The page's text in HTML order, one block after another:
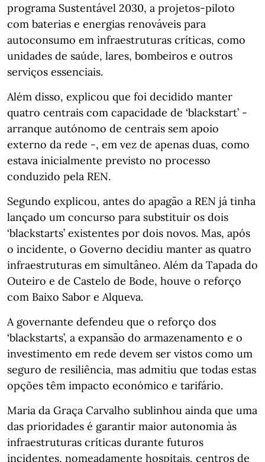
programa Sustentável 2030, a projetos-piloto
com baterias e energias renováveis para
autoconsumo em infraestruturas críticas, como
unidades de saúde, lares, bombeiros e outros
serviços essenciais.
Além disso, explicou que foi decidido manter
quatro centrais com capacidade de ‘blackstart’ -
arranque autónomo de centrais sem apoio
externo da rede -, em vez de apenas duas, como
estava inicialmente previsto no processo
conduzido pela REN.
Segundo explicou, antes do apagão a REN já tinha
lançado um concurso para substituir os dois
‘blackstarts’ existentes por dois novos. Mas, após
o incidente, o Governo decidiu manter as quatro
infraestruturas em simultâneo. Além da Tapada do
Outeiro e de Castelo de Bode, houve o reforço
com Baixo Sabor e Alqueva.
A governante defendeu que o reforço dos
‘blackstarts’, a expansão do armazenamento e o
investimento em rede devem ser vistos como um
seguro de resiliência, mas admitiu que todas estas
opções têm impacto económico e tarifário.
Maria da Graça Carvalho sublinhou ainda que uma
das prioridades é garantir maior autonomia às
infraestruturas críticas durante futuros
incidentes, nomeadamente hospitais, centros de